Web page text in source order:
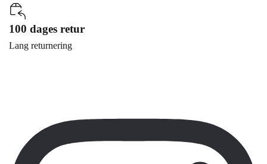
100 dages retur
Lang returnering